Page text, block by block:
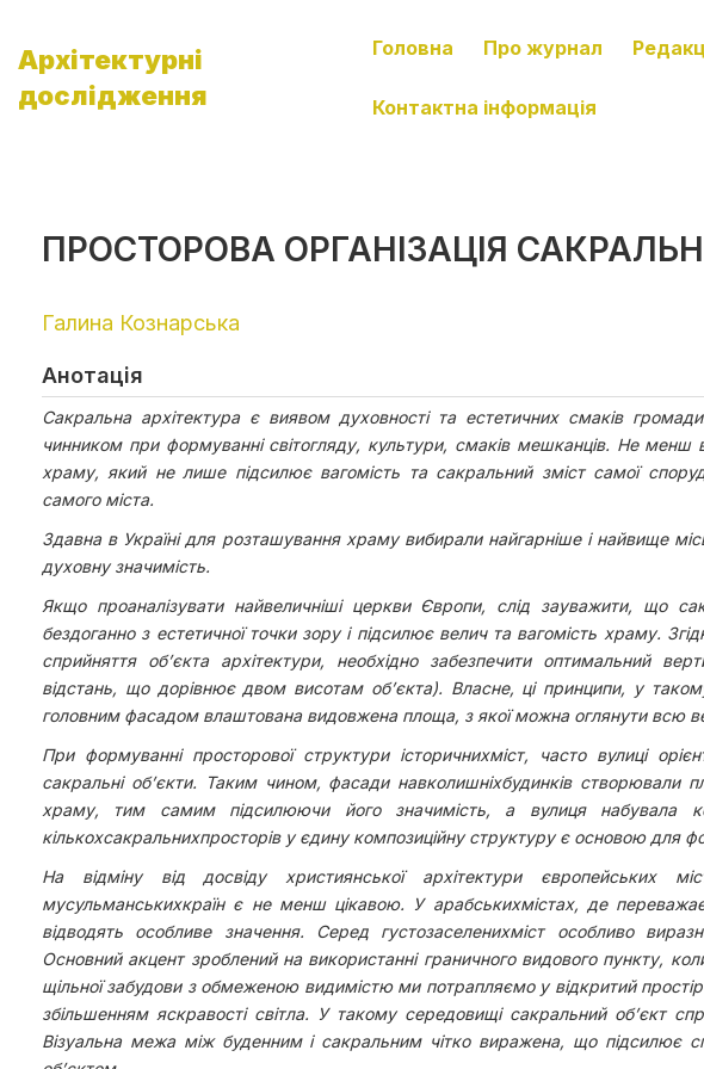
Архітектурні
дослідження
Головна Про журнал
Контактна інформація
ПРОСТОРОВА ОРГАНІЗАЦІЯ
Галина Кознарська
Анотація
Сакральна архітектура є виявом духовності та естетичних смаків
чинником при формуванні світогляду, культури, смаків мешканців. Не менш
храму, який не лише підсилює вагомість та сакральний зміст самої
самого міста.
Здавна в Україні для розташування храму вибирали найгарніше і найвище
духовну значимість.
Якщо проаналізувати найвеличніші церкви Європи, слід зауважити, що
бездоганно з естетичної точки зору і підсилює велич та вагомість храму.
сприйняття об’єкта архітектури, необхідно забезпечити оптимальний
відстань, що дорівнює двом висотам об’єкта). Власне, ці принципи, у
головним фасадом влаштована видовжена площа, з якої можна оглянути всю
При формуванні просторової структури історичнихміст, часто вулиці
сакральні об’єкти. Таким чином, фасади навколишніхбудинків створювали
храму, тим самим підсилюючи його значимість, а вулиця набувала
кількохсакральнихпросторів у єдину композиційну структуру є основою для
На відміну від досвіду християнської архітектури європейських
мусульманськихкраїн є не менш цікавою. У арабськихмістах, де
відводять особливе значення. Серед густозаселенихміст особливо
Основний акцент зроблений на використанні граничного видового пункту,
щільної забудови з обмеженою видимістю ми потрапляємо у відкритий
збільшенням яскравості світла. У такому середовищі сакральний об’єкт
Візуальна межа між буденним і сакральним чітко виражена, що підсилює